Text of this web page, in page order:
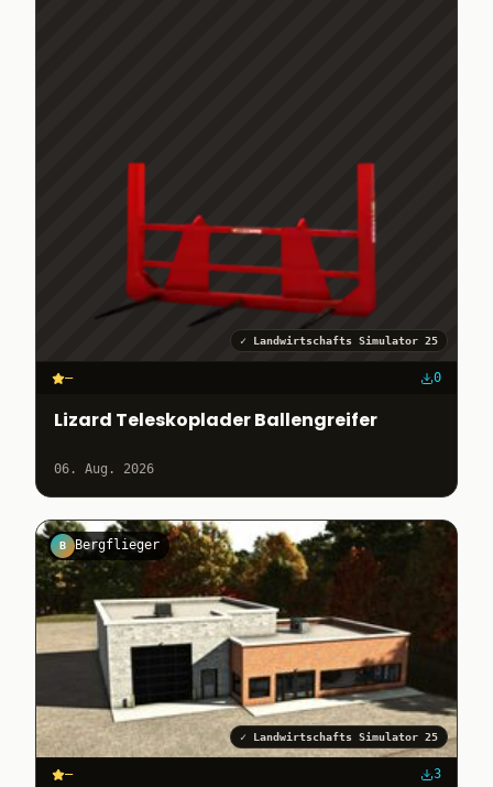
✓ Landwirtschafts Simulator 25
– 0
Lizard Teleskoplader Ballengreifer
06. Aug. 2026
B Bergflieger
✓ Landwirtschafts Simulator 25
– 3